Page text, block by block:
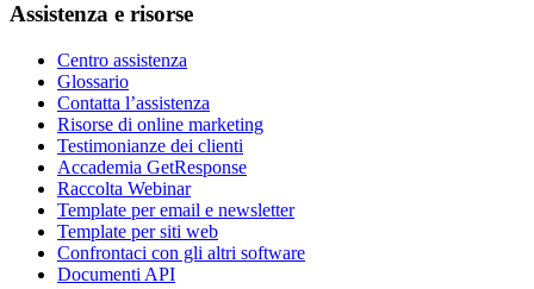
Assistenza e risorse
Centro assistenza
Glossario
Contatta l’assistenza
Risorse di online marketing
Testimonianze dei clienti
Accademia GetResponse
Raccolta Webinar
Template per email e newsletter
Template per siti web
Confrontaci con gli altri software
Documenti API